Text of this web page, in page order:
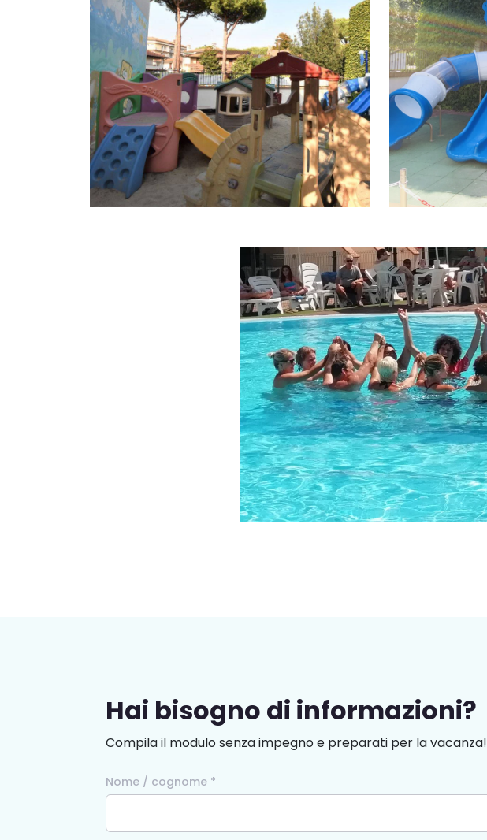
Hai bisogno di informazioni?
Compila il modulo senza impegno e preparati per la vacanza!
Nome / cognome *